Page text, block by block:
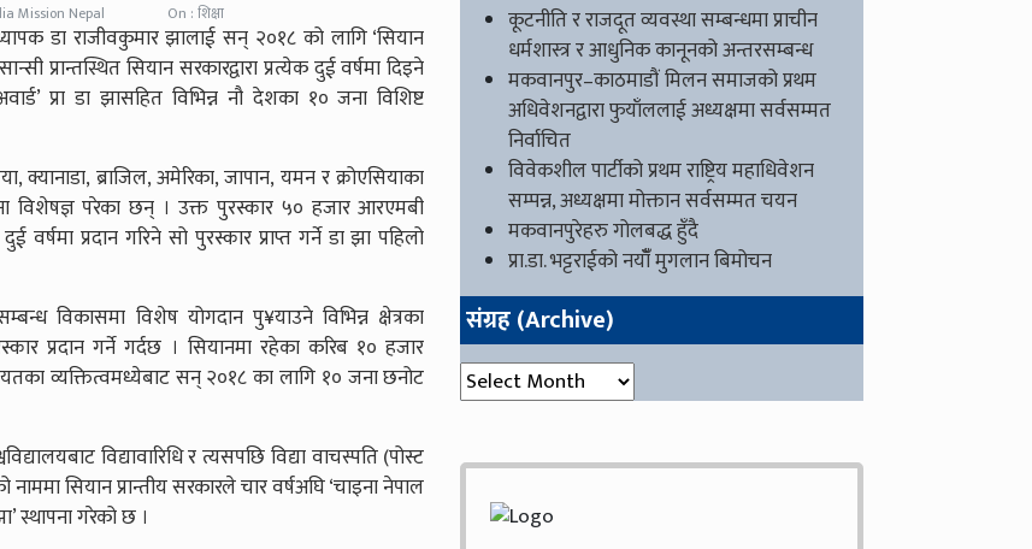
Mission Nepal On : शिक्षा
डा राजीवकुमार झालाई सन् २०१८ को लागि ‘सियान
प्रान्तस्थित सियान सरकारद्वारा प्रत्येक दुई वर्षमा दिइने
प्रा डा झासहित विभिन्न नौ देशका १० जना विशिष्ट
क्यानाडा, ब्राजिल, अमेरिका, जापान, यमन र क्रोएसियाका
विशेषज्ञ परेका छन् । उक्त पुरस्कार ५० हजार आरएमबी
प्रदान गरिने सो पुरस्कार प्राप्त गर्ने डा झा पहिलो
विकासमा विशेष योगदान पु¥याउने विभिन्न क्षेत्रका
प्रदान गर्ने गर्दछ । सियानमा रहेका करिब १० हजार
व्यक्तित्वमध्येबाट सन् २०१८ का लागि १० जना छनोट
विद्यावारिधि र त्यसपछि विद्या वाचस्पति (पोस्ट
नाममा सियान प्रान्तीय सरकारले चार वर्षअघि ‘चाइना नेपाल
स्थापना गरेको छ ।
कूटनीति र राजदूत व्यवस्था सम्बन्धमा प्राचीन
धर्मशास्त्र र आधुनिक कानूनको अन्तरसम्बन्ध
मकवानपुर–काठमाडौं मिलन समाजको प्रथम
अधिवेशनद्वारा फुयाँललाई अध्यक्षमा सर्वसम्मत
निर्वाचित
विवेकशील पार्टीको प्रथम राष्ट्रिय महाधिवेशन
सम्पन्न, अध्यक्षमा मोक्तान सर्वसम्मत चयन
मकवानपुरेहरु गोलबद्ध हुँदै
प्रा.डा. भट्टराईको नयाँँ मुगलान बिमोचन
संग्रह (Archive)
संग्रह (Archive)